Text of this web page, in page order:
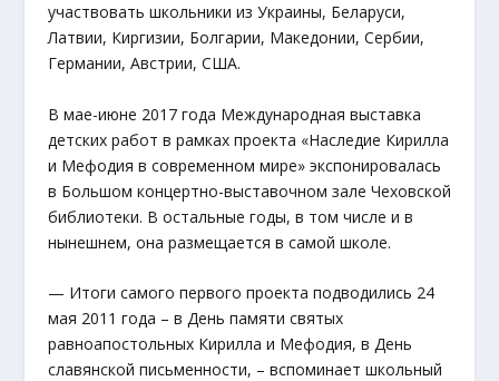
участвовать школьники из Украины, Беларуси,
Латвии, Киргизии, Болгарии, Македонии, Сербии,
Германии, Австрии, США.
В мае-июне 2017 года Международная выставка
детских работ в рамках проекта «Наследие Кирилла
и Мефодия в современном мире» экспонировалась
в Большом концертно-выставочном зале Чеховской
библиотеки. В остальные годы, в том числе и в
нынешнем, она размещается в самой школе.
— Итоги самого первого проекта подводились 24
мая 2011 года – в День памяти святых
равноапостольных Кирилла и Мефодия, в День
славянской письменности, – вспоминает школьный